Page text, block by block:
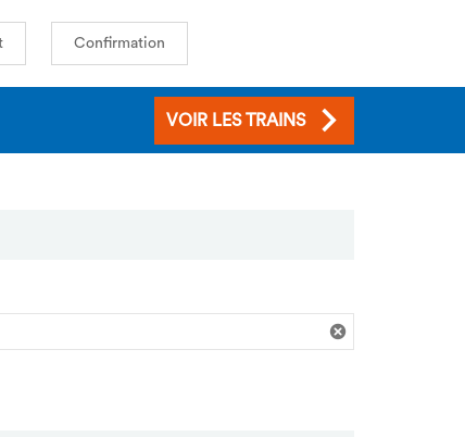
Confirmation
VOIR LES TRAINS